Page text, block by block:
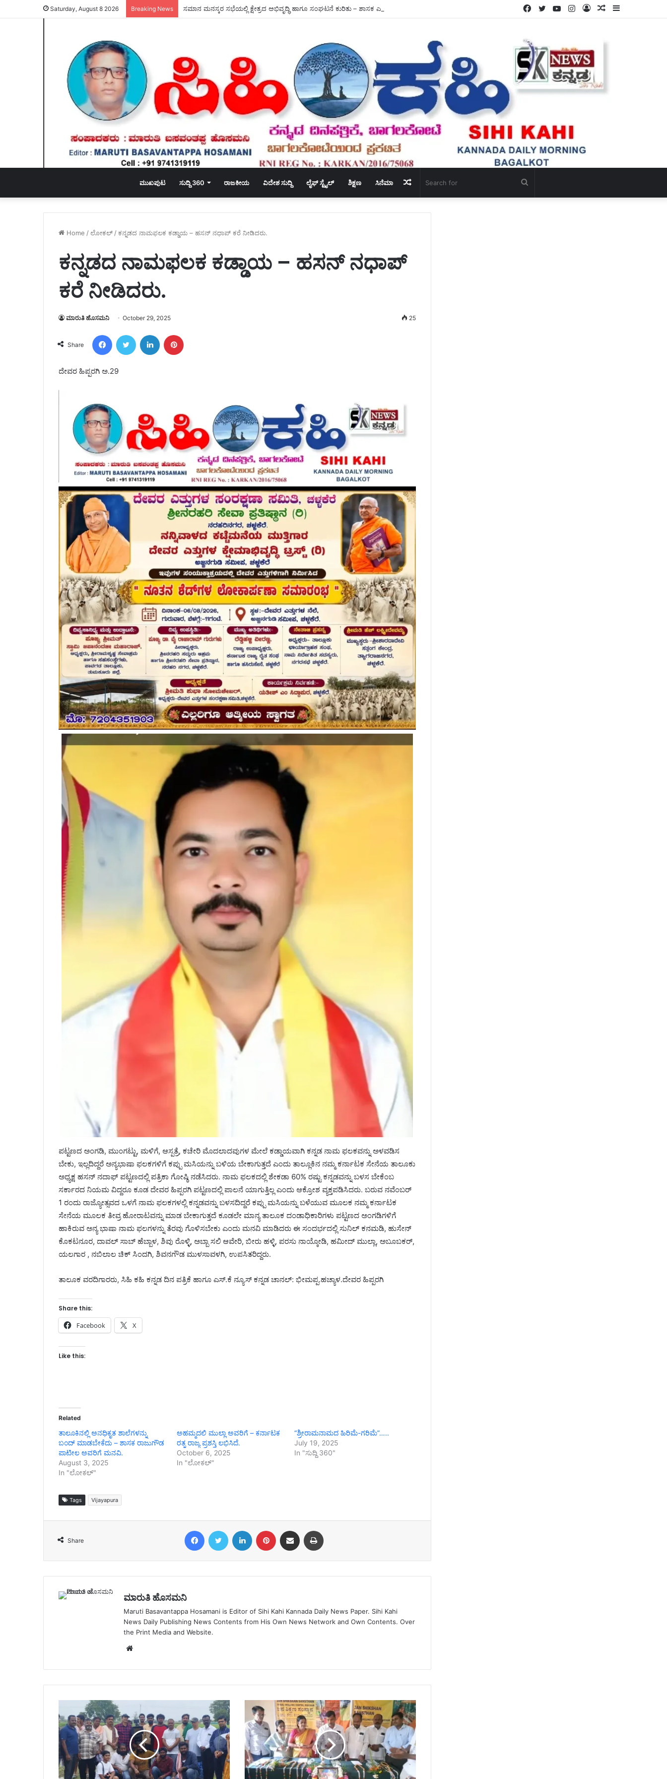
Saturday, August 8 2026 Breaking News ಸಮಾನ ಮನಸ್ಕರ ಸಭೆಯಲ್ಲಿ ಕ್ಷೇತ್ರದ ಅಭಿವೃದ್ಧಿ ಹಾಗೂ ಸಂಘಟನೆ ಕುರಿತು – ಶಾಸಕ ಎನ್.ವೈ ಗೋಪಾಲಕೃಷ್ಣ ಚರ್ಚೆ. Sidebar
Random
Log
Instagram
YouTube
Twitter
Facebook
ಮುಖಪುಟ ಸುದ್ದಿ 360 ರಾಜಕೀಯ ವಿದೇಶ ಸುದ್ದಿ ಲೈಫ್ ಸ್ಟೈಲ್ ಶಿಕ್ಷಣ ಸಿನೆಮಾ Search
Random
Article
Home /ಲೋಕಲ್ /ಕನ್ನಡದ ನಾಮಫಲಕ ಕಡ್ಡಾಯ – ಹಸನ್ ನಧಾಪ್ ಕರೆ ನೀಡಿದರು.
ಕನ್ನಡದ ನಾಮಫಲಕ ಕಡ್ಡಾಯ – ಹಸನ್ ನಧಾಪ್
ಕರೆ ನೀಡಿದರು.
ಮಾರುತಿ ಹೊಸಮನಿ October 29, 2025 25
Share
FacebookTwitter LinkedIn
ದೇವರ ಹಿಪ್ಪರಗಿ ಅ.29
ಪಟ್ಟಣದ ಅಂಗಡಿ, ಮುಂಗಟ್ಟು, ಮಳಿಗೆ, ಆಸ್ಪತ್ರೆ, ಕಚೇರಿ ಮೊದಲಾದವುಗಳ ಮೇಲೆ ಕಡ್ಡಾಯವಾಗಿ ಕನ್ನಡ ನಾಮ ಫಲಕವನ್ನು ಅಳವಡಿಸ
ಬೇಕು, ಇಲ್ಲದಿದ್ದರೆ ಅನ್ಯಭಾಷಾ ಫಲಕಗಳಿಗೆ ಕಪ್ಪು ಮಸಿಯನ್ನು ಬಳಿಯ ಬೇಕಾಗುತ್ತದೆ ಎಂದು ತಾಲ್ಲೂಕಿನ ನಮ್ಮ ಕರ್ನಾಟಕ ಸೇನೆಯ ತಾಲೂಕು
ಅಧ್ಯಕ್ಷ ಹಸನ್ ನದಾಫ್ ಪಟ್ಟಣದಲ್ಲಿ ಪತ್ರಿಕಾ ಗೋಷ್ಠಿ ನಡೆಸಿದರು. ನಾಮ ಫಲಕದಲ್ಲಿ ಶೇಕಡಾ 60% ರಷ್ಟು ಕನ್ನಡವನ್ನು ಬಳಸ ಬೇಕೆಂಬ
ಸರ್ಕಾರದ ನಿಯಮ ವಿದ್ದರೂ ಕೂಡ ದೇವರ ಹಿಪ್ಪರಗಿ ಪಟ್ಟಣದಲ್ಲಿ ಪಾಲನೆ ಯಾಗುತ್ತಿಲ್ಲ ಎಂದು ಆಕ್ರೋಶ ವ್ಯಕ್ತಪಡಿಸಿದರು. ಬರುವ ನವೆಂಬರ್
1 ರಂದು ರಾಜ್ಯೋತ್ಸವದ ಒಳಗೆ ನಾಮ ಫಲಕಗಳಲ್ಲಿ ಕನ್ನಡವನ್ನು ಬಳಸದಿದ್ದರೆ ಕಪ್ಪು ಮಸಿಯನ್ನು ಬಳೆಯುವ ಮೂಲಕ ನಮ್ಮ ಕರ್ನಾಟಕ
ಸೇನೆಯ ಮೂಲಕ ತೀವ್ರ ಹೋರಾಟವನ್ನು ಮಾಡ ಬೇಕಾಗುತ್ತದೆ ಕೂಡಲೇ ಮಾನ್ಯ ತಾಲೂಕ ದಂಡಾಧಿಕಾರಿಗಳು ಪಟ್ಟಣದ ಅಂಗಡಿಗಳಿಗೆ
ಹಾಕಿರುವ ಅನ್ಯ ಭಾಷಾ ನಾಮ ಫಲಗಳನ್ನು ತೆರವು ಗೊಳಿಸಬೇಕು ಎಂದು ಮನವಿ ಮಾಡಿದರು ಈ ಸಂದರ್ಭದಲ್ಲಿ ಸುನಿಲ್ ಕನಮಡಿ, ಹುಸೇನ್
ಕೊಕಟನೂರ, ದಾವಲ್ ಸಾಬ್ ಹೆಬ್ಬಾಳ, ಶಿವು ರೊಳ್ಳಿ, ಅಬ್ಬಾ ಸಲಿ ಆವೇರಿ, ಬೀರು ಹಳ್ಳಿ, ಪರಸು ನಾಯ್ಕೋಡಿ, ಹಮೀದ್ ಮುಲ್ಲಾ, ಅಬೂಬಕರ್,
ಯಲಗಾರ , ನಬಿಲಾಲ ಚಿಕ್ ಸಿಂದಗಿ, ಶಿವನಗೌಡ ಮುಳಸಾವಳಗಿ, ಉಪಸಿತರಿದ್ದರು.
ತಾಲೂಕ ವರದಿಗಾರರು, ಸಿಹಿ ಕಹಿ ಕನ್ನಡ ದಿನ ಪತ್ರಿಕೆ ಹಾಗೂ ಎಸ್.ಕೆ ನ್ಯೂಸ್ ಕನ್ನಡ ಚಾನಲ್: ಭೀಮಪ್ಪ.ಹಚ್ಯಾಳ.ದೇವರ ಹಿಪ್ಪರಗಿ
Share this:
Facebook X
Like this:
Related
ತಾಲೂಕಿನಲ್ಲಿ ಅನಧಿಕೃತ ಶಾಲೆಗಳನ್ನು
ಬಂದ್ ಮಾಡಬೇಕೆದು – ಶಾಸಕ ರಾಜುಗೌಡ
ಪಾಟೀಲ ಅವರಿಗೆ ಮನವಿ.
August 3, 2025
In "ಲೋಕಲ್"
ಅಹಮ್ಮದಲಿ ಮುಲ್ಲಾ ಅವರಿಗೆ – ಕರ್ನಾಟಕ
ರತ್ನ ರಾಜ್ಯ ಪ್ರಶಸ್ತಿ ಲಭಿಸಿದೆ.
October 6, 2025
In "ಲೋಕಲ್"
“ಶ್ರೀರಾಮನಾಮದ ಹಿರಿಮೆ-ಗರಿಮೆ”…..
July 19, 2025
In "ಸುದ್ದಿ 360"
Tags Vijayapura
Share
FacebookTwitter LinkedIn Pinterest Share via Email
ಮಾರುತಿ ಹೊಸಮನಿ
Maruti Basavantappa Hosamani is Editor of Sihi Kahi Kannada Daily News Paper. Sihi Kahi
News Daily Publishing News Contents from His Own News Network and Own Contents. Over
the Print Media and Website.
Website